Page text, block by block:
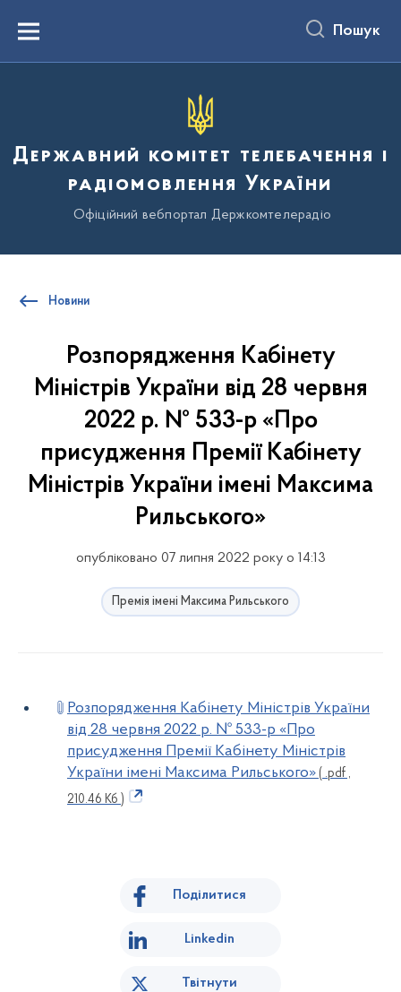
вмістуMenu Пошук
Державний комітет телебачення і
радіомовлення України
Офіційний вебпортал Держкомтелерадіо
Новини
Розпорядження Кабінету
Міністрів України від 28 червня
2022 р. № 533-р «Про
присудження Премії Кабінету
Міністрів України імені Максима
Рильського»
опубліковано 07 липня 2022 року о 14:13
Премія імені Максима Рильського
Розпорядження Кабінету Міністрів України
від 28 червня 2022 р. № 533-р «Про
присудження Премії Кабінету Міністрів
України імені Максима Рильського» ( .pdf ,
210.46 Кб )
Поділитися
Linkedin
Твітнути